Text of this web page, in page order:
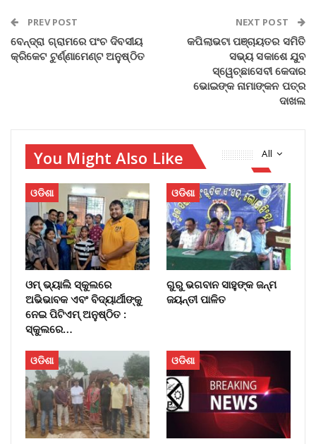
PREV POST
ବେନ୍ଦ୍ରା ଗ୍ରାମରେ ପଂଚ ଦିବସୀୟ
କ୍ରିକେଟ ଟୁର୍ଣ୍ଣାମେଣ୍ଟ ଅନୁଷ୍ଠିତ
NEXT POST
କପିଲାଭଟା ପଞ୍ଚାୟତର ସମିତି
ସଭ୍ୟ ସକାଶେ ଯୁବ
ସ୍ୱେଚ୍ଛାସେବୀ କେଦାର
ଭୋଇଙ୍କ ନାମାଙ୍କନ ପତ୍ର
ଦାଖଲ
All
You Might Also Like
ଓଡିଶା
ଓମ୍‌ ଭ୍ୟାଲି ସ୍କୁଲରେ
ଅଭିଭାବକ ଏବଂ ବିଦ୍ୟାର୍ଥୀଙ୍କୁ
ନେଇ ପିଟିଏମ୍‌ ଅନୁଷ୍ଠିତ :
ସ୍କୁଲରେ…
ଓଡିଶା
ଗୁରୁ ଭଗବାନ ସାହୁଙ୍କ ଜନ୍ମ
ଜୟନ୍ତୀ ପାଳିତ
ଓଡିଶା ଓଡିଶା